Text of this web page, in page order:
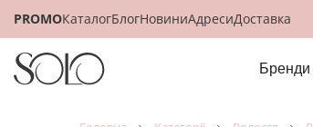
PROMOКаталогБлогНовиниАдресиДоставка
Бренди